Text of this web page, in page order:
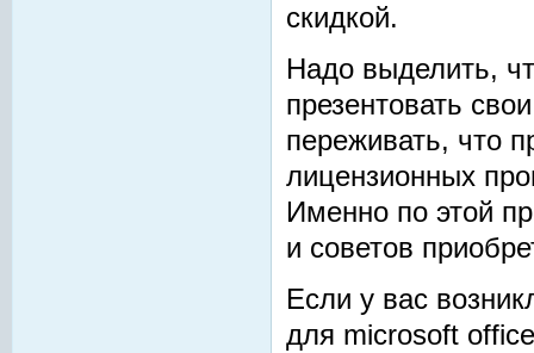
скидкой.
Надо выделить,
презентовать
переживать, что
лицензионных
Именно по этой
и советов
Если у вас
для microsoft